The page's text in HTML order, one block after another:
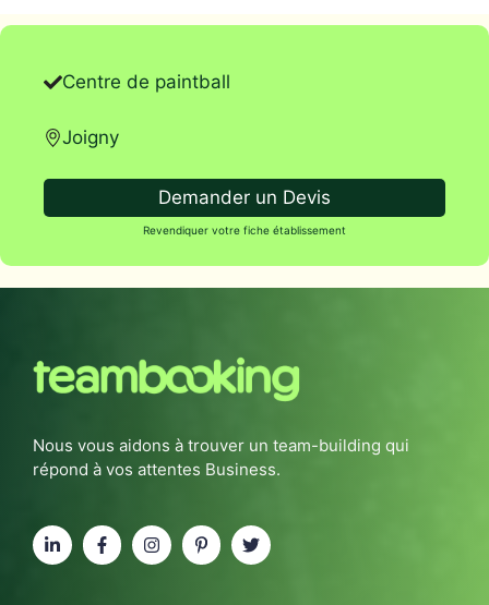
Centre de paintball
Joigny
Demander un Devis
Revendiquer votre fiche établissement
Nous vous aidons à trouver un team-building qui
répond à vos attentes Business.